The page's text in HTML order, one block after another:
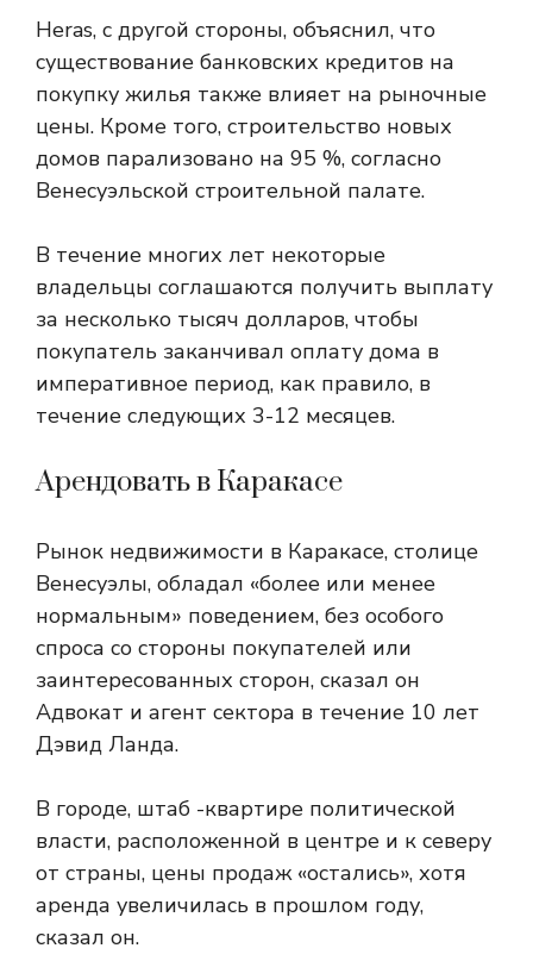
Heras, с другой стороны, объяснил, что
существование банковских кредитов на
покупку жилья также влияет на рыночные
цены. Кроме того, строительство новых
домов парализовано на 95 %, согласно
Венесуэльской строительной палате.
В течение многих лет некоторые
владельцы соглашаются получить выплату
за несколько тысяч долларов, чтобы
покупатель заканчивал оплату дома в
императивное период, как правило, в
течение следующих 3-12 месяцев.
Арендовать в Каракасе
Рынок недвижимости в Каракасе, столице
Венесуэлы, обладал «более или менее
нормальным» поведением, без особого
спроса со стороны покупателей или
заинтересованных сторон, сказал он
Адвокат и агент сектора в течение 10 лет
Дэвид Ланда.
В городе, штаб -квартире политической
власти, расположенной в центре и к северу
от страны, цены продаж «остались», хотя
аренда увеличилась в прошлом году,
сказал он.